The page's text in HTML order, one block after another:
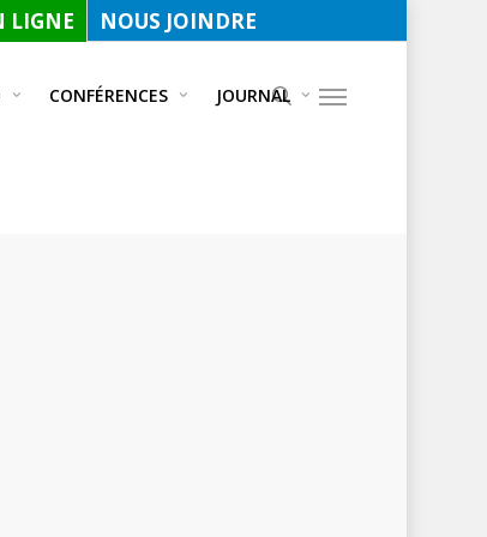
LIGNE
NOUS JOINDRE
CONFÉRENCES JOURNAL